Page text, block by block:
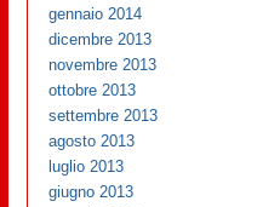
gennaio 2014
dicembre 2013
novembre 2013
ottobre 2013
settembre 2013
agosto 2013
luglio 2013
giugno 2013